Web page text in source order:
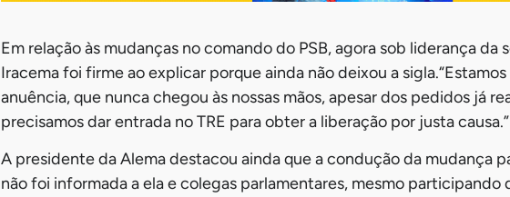
Em relação às mudanças no comando do PSB, agora sob liderança da
Iracema foi firme ao explicar porque ainda não deixou a
anuência, que nunca chegou às nossas mãos, apesar dos pedidos já
precisamos dar entrada no TRE para obter a liberação por justa causa.”
A presidente da Alema destacou ainda que a condução da mudança
não foi informada a ela e colegas parlamentares, mesmo